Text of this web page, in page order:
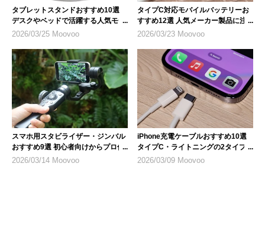
タブレットスタンドおすすめ10選
デスクやベッドで活躍する人気モデ
ル
2026/03/25 Moovoo
タイプC対応モバイルバッテリーお
すすめ12選 人気メーカー製品に注
目
2026/03/23 Moovoo
スマホ用スタビライザー・ジンバル
おすすめ9選 初心者向けからプロ仕
様まで
2026/03/14 Moovoo
iPhone充電ケーブルおすすめ10選
タイプC・ライトニングの2タイプ
を紹介
2026/03/09 Moovoo